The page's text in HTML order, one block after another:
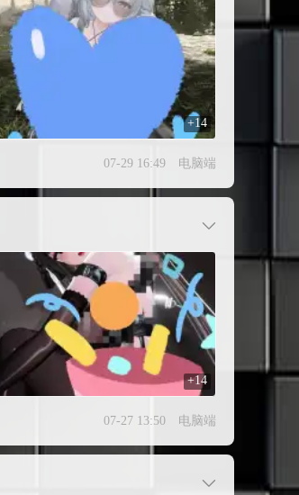
+14
07-29 16:49 电脑端
+14
07-27 13:50 电脑端